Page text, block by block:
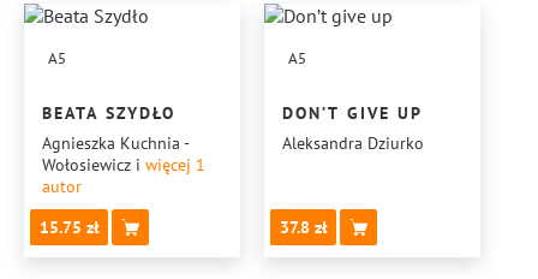
A5
BEATA SZYDŁO
Agnieszka Kuchnia -
Wołosiewicz i więcej 1
autor
15.75
A5
DON’T GIVE UP
Aleksandra Dziurko
37.8